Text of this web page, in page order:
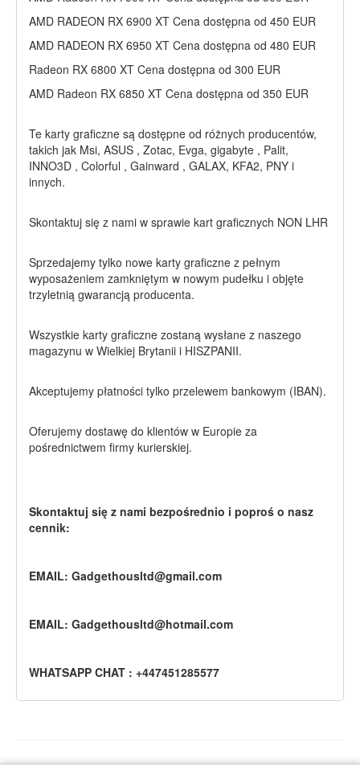
AMD RADEON RX 6900 XT Cena dostępna od 450 EUR
AMD RADEON RX 6950 XT Cena dostępna od 480 EUR
Radeon RX 6800 XT Cena dostępna od 300 EUR
AMD Radeon RX 6850 XT Cena dostępna od 350 EUR
Te karty graficzne są dostępne od różnych producentów,
takich jak Msi, ASUS , Zotac, Evga, gigabyte , Palit,
INNO3D , Colorful , Gainward , GALAX, KFA2, PNY i
innych.
Skontaktuj się z nami w sprawie kart graficznych NON LHR
Sprzedajemy tylko nowe karty graficzne z pełnym
wyposażeniem zamkniętym w nowym pudełku i objęte
trzyletnią gwarancją producenta.
Wszystkie karty graficzne zostaną wysłane z naszego
magazynu w Wielkiej Brytanii i HISZPANII.
Akceptujemy płatności tylko przelewem bankowym (IBAN).
Oferujemy dostawę do klientów w Europie za
pośrednictwem firmy kurierskiej.
Skontaktuj się z nami bezpośrednio i poproś o nasz
cennik:
EMAIL: Gadgethousltd@gmail.com
EMAIL: Gadgethousltd@hotmail.com
WHATSAPP CHAT : +447451285577